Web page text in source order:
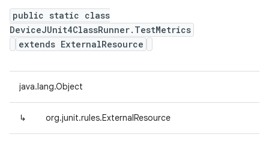
public static class
DeviceJUnit4ClassRunner.TestMetrics
extends ExternalResource
java.lang.Object
↳ org.junit.rules.ExternalResource